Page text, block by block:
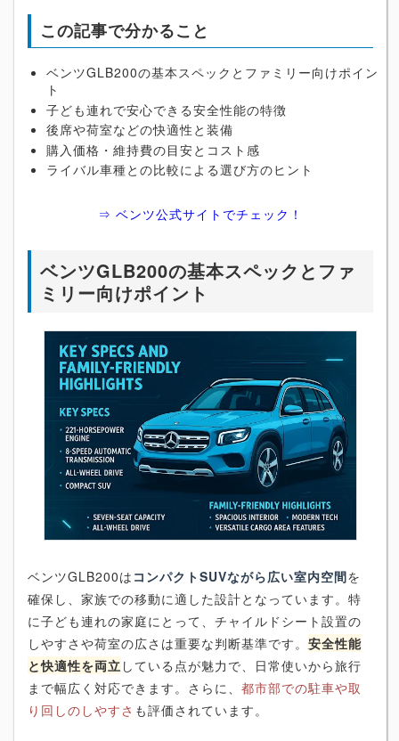
この記事で分かること
ベンツGLB200の基本スペックとファミリー向けポイン
ト
子ども連れで安心できる安全性能の特徴
後席や荷室などの快適性と装備
購入価格・維持費の目安とコスト感
ライバル車種との比較による選び方のヒント
⇒ ベンツ公式サイトでチェック！
ベンツGLB200の基本スペックとファ
ミリー向けポイント
ベンツGLB200は コンパクトSUVながら広い室内空間を
確保し、家族での移動に適した設計となっています。特
に子ども連れの家庭にとって、チャイルドシート設置の
しやすさや荷室の広さは重要な判断基準です。 安全性能
と快適性を両立 している点が魅力で、日常使いから旅行
まで幅広く対応できます。さらに、 都市部での駐車や取
り回しのしやすさ も評価されています。